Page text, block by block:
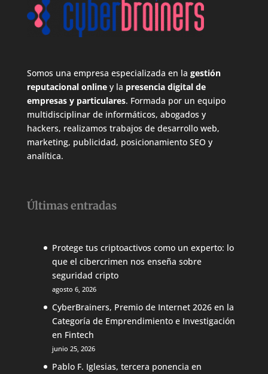
Somos una empresa especializada en la gestión
reputacional onliney la presencia digital de
empresas y particulares. Formada por un equipo
multidisciplinar de informáticos, abogados y
hackers, realizamos trabajos de desarrollo web,
marketing, publicidad, posicionamiento SEO y
analítica.
Últimas entradas
Protege tus criptoactivos como un experto: lo
que el cibercrimen nos enseña sobre
seguridad cripto
agosto 6, 2026
CyberBrainers, Premio de Internet 2026 en la
Categoría de Emprendimiento e Investigación
en Fintech
junio 25, 2026
Pablo F. Iglesias, tercera ponencia en